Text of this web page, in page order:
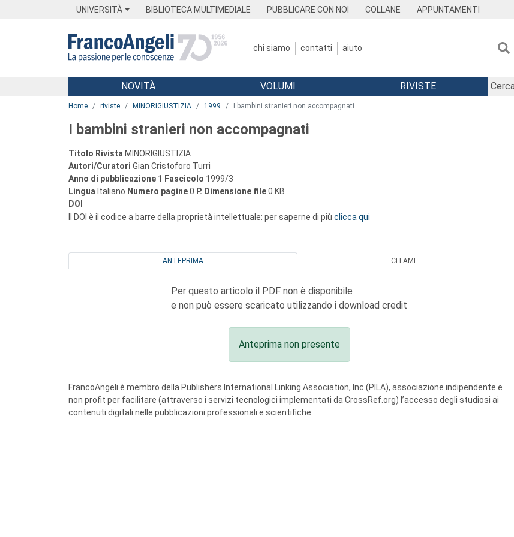
UNIVERSITÀ BIBLIOTECA MULTIMEDIALE PUBBLICARE CON NOI COLLANE APPUNTAMENTI
chi siamo contatti aiuto
Menu
NOVITÀ VOLUMI RIVISTE
Home riviste MINORIGIUSTIZIA 1999 I bambini stranieri non accompagnati
I bambini stranieri non accompagnati
Titolo Rivista MINORIGIUSTIZIA
Autori/Curatori Gian Cristoforo Turri
Anno di pubblicazione 1 Fascicolo 1999/3
Lingua Italiano Numero pagine0 P. Dimensione file0 KB
DOI
Il DOI è il codice a barre della proprietà intellettuale: per saperne di più clicca qui
ANTEPRIMA CITAMI
Per questo articolo il PDF non è disponibile
e non può essere scaricato utilizzando i download credit
Anteprima non presente
FrancoAngeli è membro della Publishers International Linking Association, Inc (PILA), associazione indipendente e
non profit per facilitare (attraverso i servizi tecnologici implementati da CrossRef.org) l’accesso degli studiosi ai
contenuti digitali nelle pubblicazioni professionali e scientifiche.